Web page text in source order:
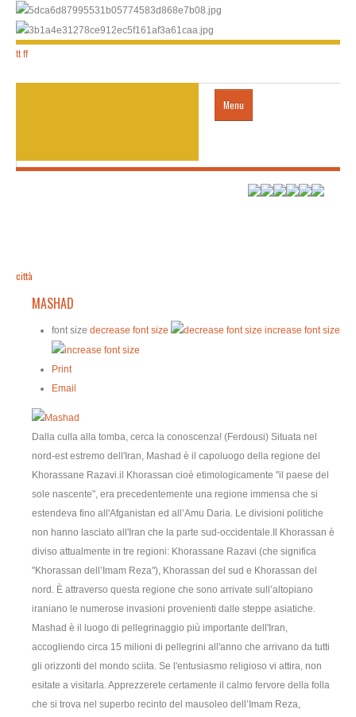
tt ff
Menu
HOTEL
visto
città
MASHAD
font size decrease font size increase font size
Print
Email
Dalla culla alla tomba, cerca la conoscenza! (Ferdousi) Situata nel
nord-est estremo dell'Iran, Mashad è il capoluogo della regione del
Khorassane Razavi.il Khorassan cioè etimologicamente "il paese del
sole nascente", era precedentemente una regione immensa che si
estendeva fino all'Afganistan ed all’Amu Daria. Le divisioni politiche
non hanno lasciato all'Iran che la parte sud-occidentale.Il Khorassan è
diviso attualmente in tre regioni: Khorassane Razavi (che significa
"Khorassan dell’Imam Reza"), Khorassan del sud e Khorassan del
nord. È attraverso questa regione che sono arrivate sull’altopiano
iraniano le numerose invasioni provenienti dalle steppe asiatiche.
Mashad è il luogo di pellegrinaggio più importante dell'Iran,
accogliendo circa 15 milioni di pellegrini all'anno che arrivano da tutti
gli orizzonti del mondo sciita. Se l'entusiasmo religioso vi attira, non
esitate a visitarla. Apprezzerete certamente il calmo fervore della folla
che si trova nel superbo recinto del mausoleo dell’Imam Reza,